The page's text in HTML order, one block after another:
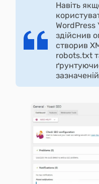
Навіть
WordPress
здійснив
створив
robots.txt